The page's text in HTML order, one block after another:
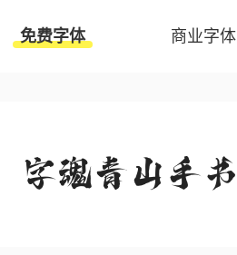
免费字体 商业字体